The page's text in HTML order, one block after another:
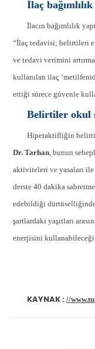
İlaç
İlacın bağımlılık
“İlaç tedavisi; belirtileri
ve tedavi verimini
kullanılan ilaç
ettiği sürece güvenle
Belirtiler okul
Hiperaktifliğin
Dr. Tarhan, bunun
aktiviteleri ve yasaları ile
derste 40 dakika
edebildiği
şartlardaki yaşıtları
enerjisini kullanabileceği
KAYNAK : //